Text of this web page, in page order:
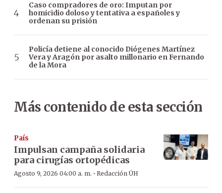
Caso compradores de oro: Imputan por
homicidio doloso y tentativa a españoles y
ordenan su prisión
Policía detiene al conocido Diógenes Martínez
Vera y Aragón por asalto millonario en Fernando
de la Mora
Más contenido de esta sección
País
Impulsan campaña solidaria
para cirugías ortopédicas
Agosto 9, 2026 04:00 a. m. · Redacción ÚH